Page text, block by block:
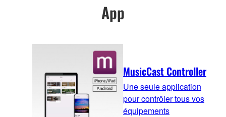
App
MusicCast Controller
Une seule application
pour contrôler tous vos
équipements